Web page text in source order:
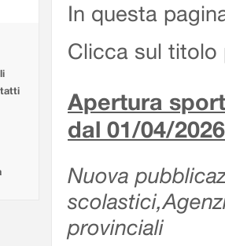
In questa
Clicca sul titolo
Apertura
dal 01/04/2026
Nuova
provinciali